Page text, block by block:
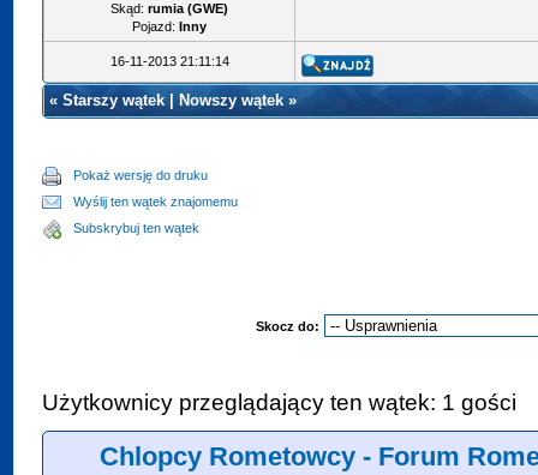
Skąd: rumia (GWE)
Pojazd: Inny
16-11-2013 21:11:14
«Starszy wątek Nowszy wątek»
Pokaż wersję do druku
Wyślij ten wątek znajomemu
Subskrybuj ten wątek
Skocz do:
Użytkownicy przeglądający ten wątek: 1 gości
Chlopcy Rometowcy - Forum